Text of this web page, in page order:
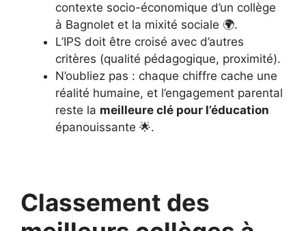
contexte socio-économique d’un collège
à Bagnolet et la mixité sociale 🌍.
L’IPS doit être croisé avec d’autres
critères (qualité pédagogique, proximité).
N’oubliez pas : chaque chiffre cache une
réalité humaine, et l’engagement parental
reste la meilleure clé pour l’éducation
épanouissante 🌟.
Classement des